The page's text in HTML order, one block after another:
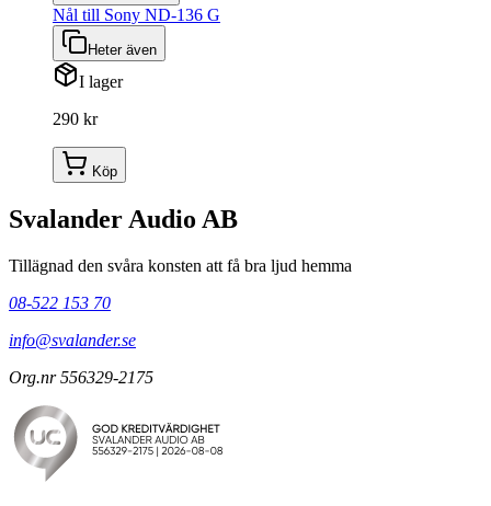
Nål till Sony ND-136 G
Heter även
I lager
290 kr
Köp
Svalander Audio AB
Tillägnad den svåra konsten att få bra ljud hemma
08-522 153 70
info@svalander.se
Org.nr 556329-2175